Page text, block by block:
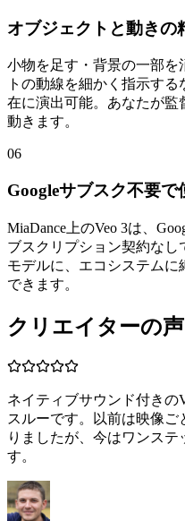
オブジェクトと動きの
小物を足す・背景の一部を
トの動線を細かく指示す
在に演出可能。あなたが監
動きます。
06
Googleサブスク不要で
MiaDance上のVeo 3は、
ブスクリプション契約なし
モデルに、エコシステムに
できます。
クリエイターの声
ネイティブサウンド付きの
スルーです。以前は映像
りましたが、今はワンス
す。